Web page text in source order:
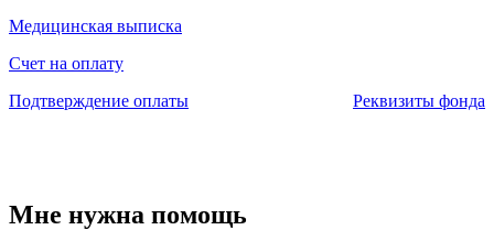
Медицинская выписка
Счет на оплату
Подтверждение оплаты
Реквизиты фонда
Мне нужна помощь